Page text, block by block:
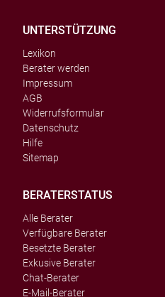
UNTERSTÜTZUNG
Lexikon
Berater werden
Impressum
AGB
Widerrufsformular
Datenschutz
Hilfe
Sitemap
BERATERSTATUS
Alle Berater
Verfügbare Berater
Besetzte Berater
Exkusive Berater
Chat-Berater
E-Mail-Berater